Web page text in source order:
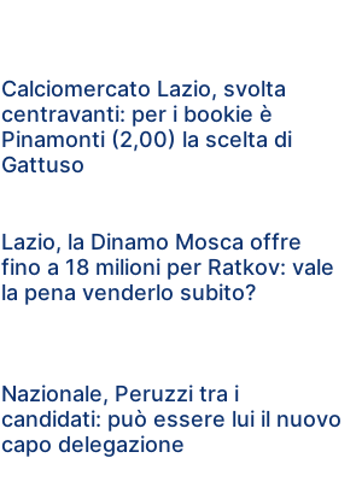
Calciomercato Lazio, svolta
centravanti: per i bookie è
Pinamonti (2,00) la scelta di
Gattuso
Lazio, la Dinamo Mosca offre
fino a 18 milioni per Ratkov: vale
la pena venderlo subito?
Nazionale, Peruzzi tra i
candidati: può essere lui il nuovo
capo delegazione